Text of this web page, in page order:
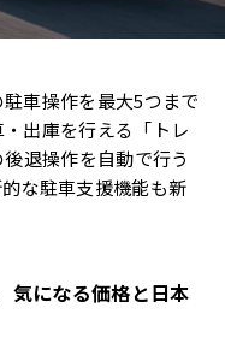
車操作を最大5つまで
出庫を行える「トレ
退操作を自動で行う
な駐車支援機能も新
気になる価格と日本